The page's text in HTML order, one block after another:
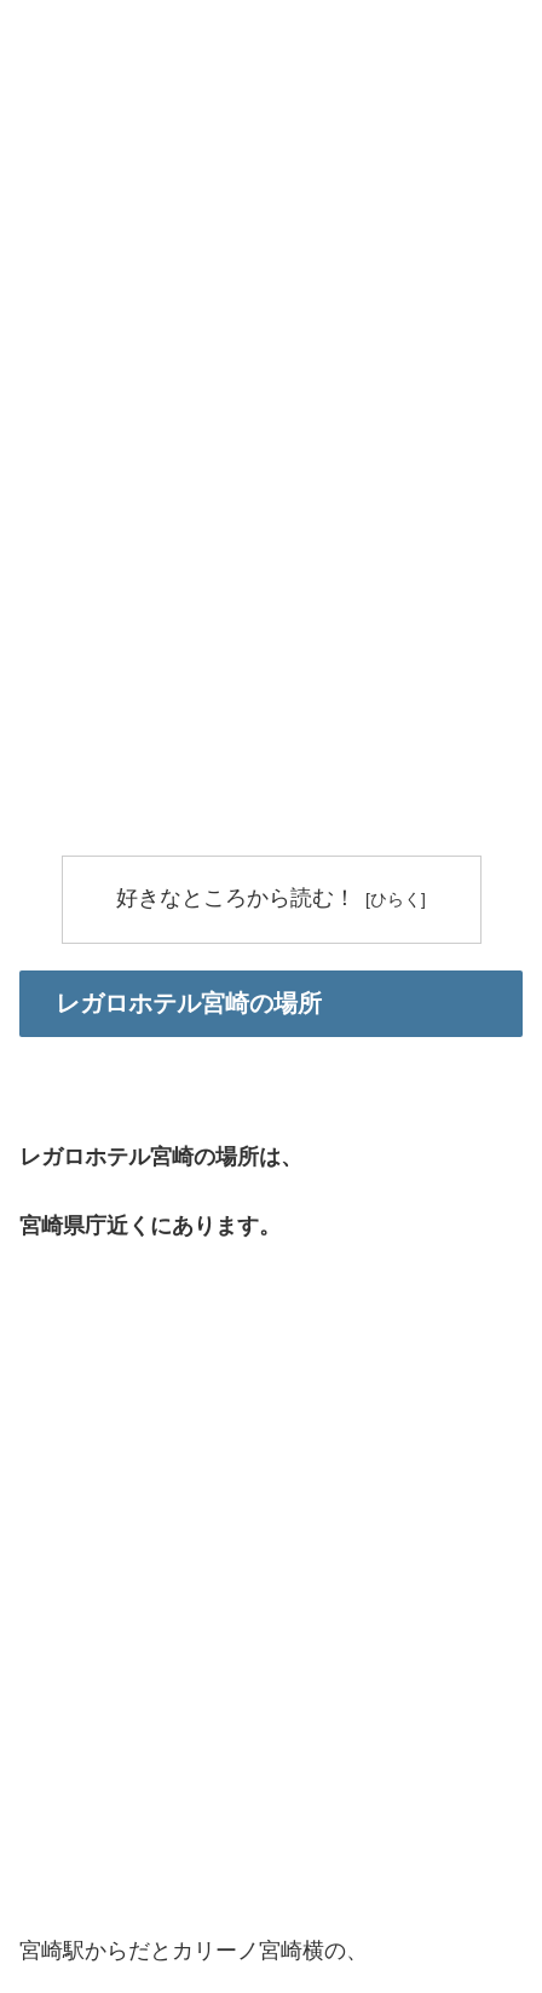
好きなところから読む！
レガロホテル宮崎の場所
レガロホテル宮崎の場所は、
宮崎県庁近くにあります。
宮崎駅からだとカリーノ宮崎横の、